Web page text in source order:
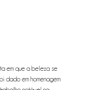
em que a beleza se
dado em homenagem